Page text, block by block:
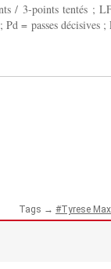
/ 3-points tentés ;
= passes décisives ;
Tags → Tyrese